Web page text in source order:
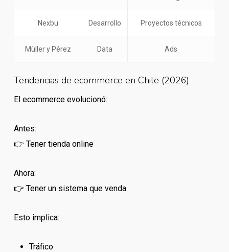
Nexbu Desarrollo Proyectos técnicos
Müller y Pérez Data Ads
Tendencias de ecommerce en Chile (2026)
El ecommerce evolucionó:
Antes:
👉 Tener tienda online
Ahora:
👉 Tener un sistema que venda
Esto implica:
Tráfico